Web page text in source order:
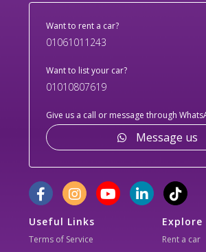
Want to rent a car?
01061011243
Want to list your car?
01010807619
Give us a call or message through
Message us
Useful Links
Terms of Service
Explore
Rent a car